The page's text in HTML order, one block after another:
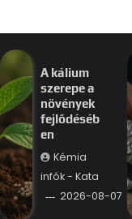
A kálium
szerepe a
növények
fejlődéséb
en
Kémia
infók - Kata
2026-08-07